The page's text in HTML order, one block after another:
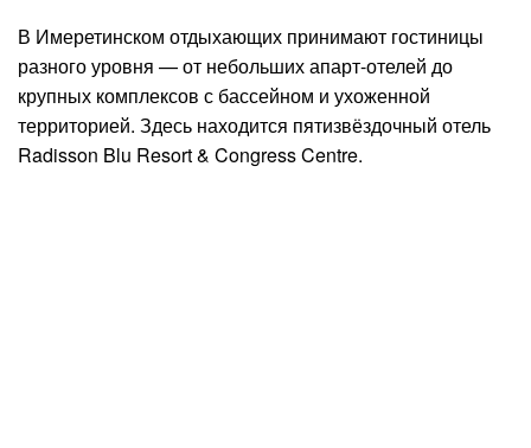
В Имеретинском отдыхающих принимают гостиницы
разного уровня — от небольших апарт-отелей до
крупных комплексов с бассейном и ухоженной
территорией. Здесь находится пятизвёздочный отель
Radisson Blu Resort & Congress Centre.